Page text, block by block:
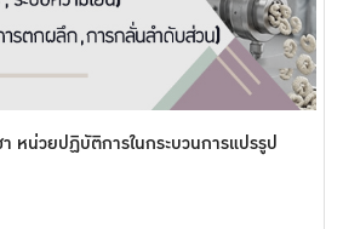
า หน่วยปฏิบัติการในกระบวนการแปรรูป